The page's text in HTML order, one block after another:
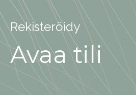
Rekisteröidy
Avaa tili